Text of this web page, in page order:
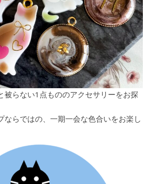
被らない1点もののアクセサリーをお探
ならではの、一期一会な色合いをお楽し